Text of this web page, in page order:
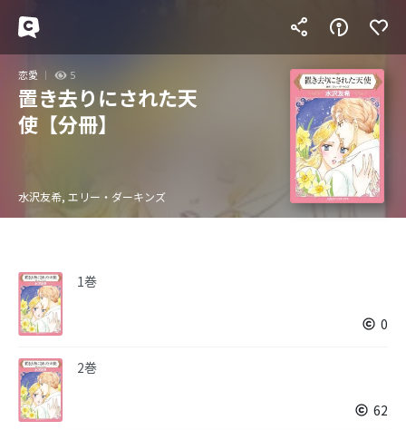
恋愛 5
置き去りにされた天
使【分冊】
水沢友希, エリー・ダーキンズ
1巻
0
2巻
62